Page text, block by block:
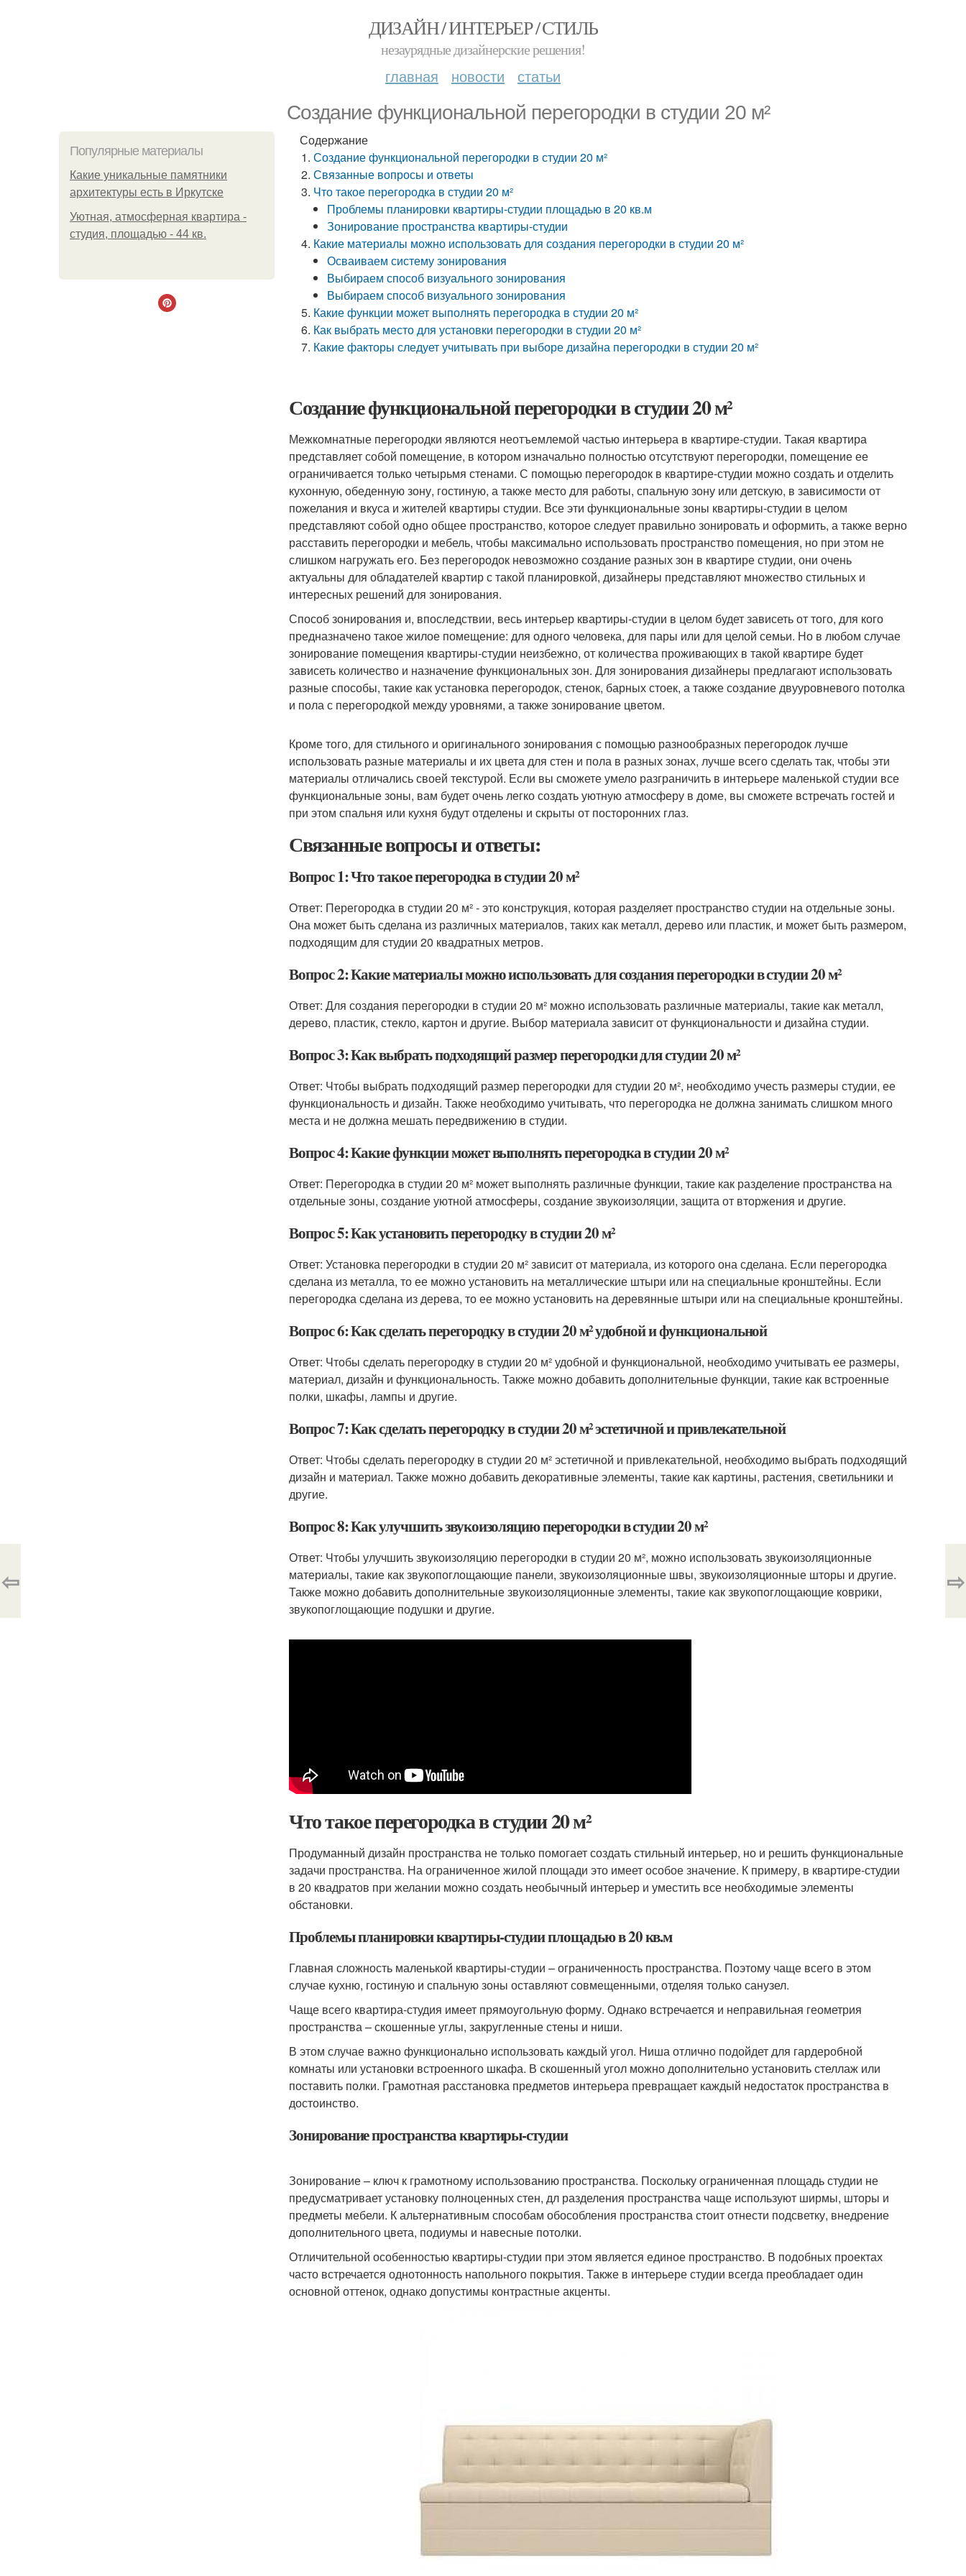
ДИЗАЙН / ИНТЕРЬЕР / СТИЛЬ
незаурядные дизайнерские решения!
главная новости статьи
Создание функциональной перегородки в студии 20 м²
Популярные материалы
Какие уникальные памятники
архитектуры есть в Иркутске
Уютная, атмосферная квартира -
студия, площадью - 44 кв.
Содержание
Создание функциональной перегородки в студии 20 м²
Связанные вопросы и ответы
Что такое перегородка в студии 20 м²
Проблемы планировки квартиры-студии площадью в 20 кв.м
Зонирование пространства квартиры-студии
Какие материалы можно использовать для создания перегородки в студии 20 м²
Осваиваем систему зонирования
Выбираем способ визуального зонирования
Выбираем способ визуального зонирования
Какие функции может выполнять перегородка в студии 20 м²
Как выбрать место для установки перегородки в студии 20 м²
Какие факторы следует учитывать при выборе дизайна перегородки в студии 20 м²
Создание функциональной перегородки в студии 20 м²
Межкомнатные перегородки являются неотъемлемой частью интерьера в квартире-студии. Такая квартира
представляет собой помещение, в котором изначально полностью отсутствуют перегородки, помещение ее
ограничивается только четырьмя стенами. С помощью перегородок в квартире-студии можно создать и отделить
кухонную, обеденную зону, гостиную, а также место для работы, спальную зону или детскую, в зависимости от
пожелания и вкуса и жителей квартиры студии. Все эти функциональные зоны квартиры-студии в целом
представляют собой одно общее пространство, которое следует правильно зонировать и оформить, а также верно
расставить перегородки и мебель, чтобы максимально использовать пространство помещения, но при этом не
слишком нагружать его. Без перегородок невозможно создание разных зон в квартире студии, они очень
актуальны для обладателей квартир с такой планировкой, дизайнеры представляют множество стильных и
интересных решений для зонирования.
Способ зонирования и, впоследствии, весь интерьер квартиры-студии в целом будет зависеть от того, для кого
предназначено такое жилое помещение: для одного человека, для пары или для целой семьи. Но в любом случае
зонирование помещения квартиры-студии неизбежно, от количества проживающих в такой квартире будет
зависеть количество и назначение функциональных зон. Для зонирования дизайнеры предлагают использовать
разные способы, такие как установка перегородок, стенок, барных стоек, а также создание двууровневого потолка
и пола с перегородкой между уровнями, а также зонирование цветом.
Кроме того, для стильного и оригинального зонирования с помощью разнообразных перегородок лучше
использовать разные материалы и их цвета для стен и пола в разных зонах, лучше всего сделать так, чтобы эти
материалы отличались своей текстурой. Если вы сможете умело разграничить в интерьере маленькой студии все
функциональные зоны, вам будет очень легко создать уютную атмосферу в доме, вы сможете встречать гостей и
при этом спальня или кухня будут отделены и скрыты от посторонних глаз.
Связанные вопросы и ответы:
Вопрос 1: Что такое перегородка в студии 20 м²
Ответ: Перегородка в студии 20 м² - это конструкция, которая разделяет пространство студии на отдельные зоны.
Она может быть сделана из различных материалов, таких как металл, дерево или пластик, и может быть размером,
подходящим для студии 20 квадратных метров.
Вопрос 2: Какие материалы можно использовать для создания перегородки в студии 20 м²
Ответ: Для создания перегородки в студии 20 м² можно использовать различные материалы, такие как металл,
дерево, пластик, стекло, картон и другие. Выбор материала зависит от функциональности и дизайна студии.
Вопрос 3: Как выбрать подходящий размер перегородки для студии 20 м²
Ответ: Чтобы выбрать подходящий размер перегородки для студии 20 м², необходимо учесть размеры студии, ее
функциональность и дизайн. Также необходимо учитывать, что перегородка не должна занимать слишком много
места и не должна мешать передвижению в студии.
Вопрос 4: Какие функции может выполнять перегородка в студии 20 м²
Ответ: Перегородка в студии 20 м² может выполнять различные функции, такие как разделение пространства на
отдельные зоны, создание уютной атмосферы, создание звукоизоляции, защита от вторжения и другие.
Вопрос 5: Как установить перегородку в студии 20 м²
Ответ: Установка перегородки в студии 20 м² зависит от материала, из которого она сделана. Если перегородка
сделана из металла, то ее можно установить на металлические штыри или на специальные кронштейны. Если
перегородка сделана из дерева, то ее можно установить на деревянные штыри или на специальные кронштейны.
Вопрос 6: Как сделать перегородку в студии 20 м² удобной и функциональной
Ответ: Чтобы сделать перегородку в студии 20 м² удобной и функциональной, необходимо учитывать ее размеры,
материал, дизайн и функциональность. Также можно добавить дополнительные функции, такие как встроенные
полки, шкафы, лампы и другие.
Вопрос 7: Как сделать перегородку в студии 20 м² эстетичной и привлекательной
Ответ: Чтобы сделать перегородку в студии 20 м² эстетичной и привлекательной, необходимо выбрать подходящий
дизайн и материал. Также можно добавить декоративные элементы, такие как картины, растения, светильники и
другие.
Вопрос 8: Как улучшить звукоизоляцию перегородки в студии 20 м²
Ответ: Чтобы улучшить звукоизоляцию перегородки в студии 20 м², можно использовать звукоизоляционные
материалы, такие как звукопоглощающие панели, звукоизоляционные швы, звукоизоляционные шторы и другие.
Также можно добавить дополнительные звукоизоляционные элементы, такие как звукопоглощающие коврики,
звукопоглощающие подушки и другие.
Что такое перегородка в студии 20 м²
Продуманный дизайн пространства не только помогает создать стильный интерьер, но и решить функциональные
задачи пространства. На ограниченное жилой площади это имеет особое значение. К примеру, в квартире-студии
в 20 квадратов при желании можно создать необычный интерьер и уместить все необходимые элементы
обстановки.
Проблемы планировки квартиры-студии площадью в 20 кв.м
Главная сложность маленькой квартиры-студии – ограниченность пространства. Поэтому чаще всего в этом
случае кухню, гостиную и спальную зоны оставляют совмещенными, отделяя только санузел.
Чаще всего квартира-студия имеет прямоугольную форму. Однако встречается и неправильная геометрия
пространства – скошенные углы, закругленные стены и ниши.
В этом случае важно функционально использовать каждый угол. Ниша отлично подойдет для гардеробной
комнаты или установки встроенного шкафа. В скошенный угол можно дополнительно установить стеллаж или
поставить полки. Грамотная расстановка предметов интерьера превращает каждый недостаток пространства в
достоинство.
Зонирование пространства квартиры-студии
Зонирование – ключ к грамотному использованию пространства. Поскольку ограниченная площадь студии не
предусматривает установку полноценных стен, дл разделения пространства чаще используют ширмы, шторы и
предметы мебели. К альтернативным способам обособления пространства стоит отнести подсветку, внедрение
дополнительного цвета, подиумы и навесные потолки.
Отличительной особенностью квартиры-студии при этом является единое пространство. В подобных проектах
часто встречается однотонность напольного покрытия. Также в интерьере студии всегда преобладает один
основной оттенок, однако допустимы контрастные акценты.
⇦ ⇨